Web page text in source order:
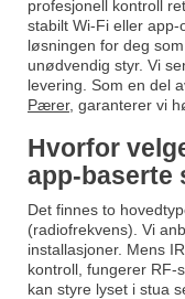
profesjonell kontroll
stabilt Wi-Fi eller
løsningen for deg
unødvendig styr. Vi
levering. Som en del
Pærer, garanterer vi
Hvorfor
app-baserte
Det finnes to
(radiofrekvens). Vi
installasjoner. Mens
kontroll, fungerer RF-
kan styre lyset i stua